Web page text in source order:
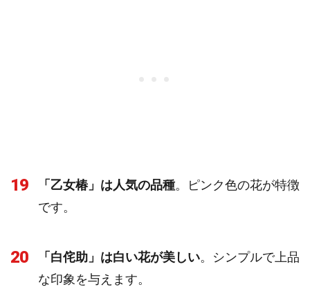
19 「乙女椿」は人気の品種。ピンク色の花が特徴
です。
20 「白侘助」は白い花が美しい。シンプルで上品
な印象を与えます。